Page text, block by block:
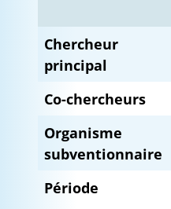
Chercheur
principal
Co-chercheurs
Organisme
subventionnaire
Période